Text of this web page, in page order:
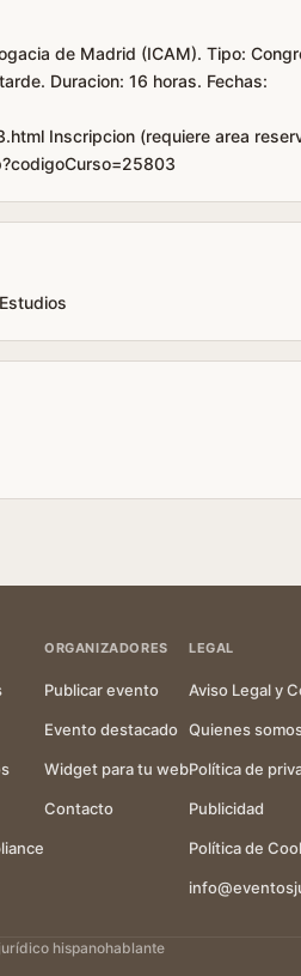
de Madrid (ICAM). Tipo:
Duracion: 16 horas. Fechas:
Inscripcion (requiere area
ORGANIZADORES
Publicar evento
Evento destacado
Widget para tu web
Contacto
LEGAL
Aviso Legal y
Quienes
Política de
Publicidad
Política de
hispanohablante